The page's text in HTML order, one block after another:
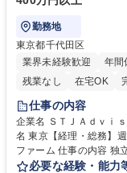
勤務地
東京都千代田区
業界未経験歓迎
年間
残業なし
在宅OK
仕事の内容
企業名 ＳＴＪＡｄｖｉｓ
名 東京【経理・総務】
ファーム 仕事の内容 独立系ECMアドバイザリーファームとして上場前後
の資本市場戦略を設計
必要な経験・能力